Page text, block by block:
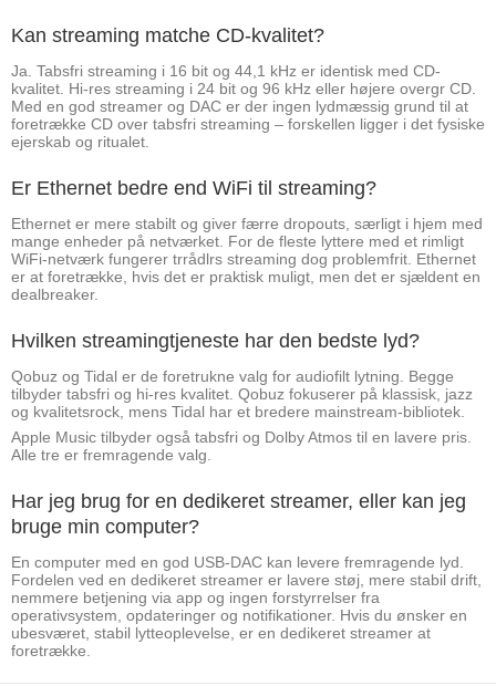
Kan streaming matche CD-kvalitet?
Ja. Tabsfri streaming i 16 bit og 44,1 kHz er identisk med CD-
kvalitet. Hi-res streaming i 24 bit og 96 kHz eller højere overgr CD.
Med en god streamer og DAC er der ingen lydmæssig grund til at
foretrække CD over tabsfri streaming – forskellen ligger i det fysiske
ejerskab og ritualet.
Er Ethernet bedre end WiFi til streaming?
Ethernet er mere stabilt og giver færre dropouts, særligt i hjem med
mange enheder på netværket. For de fleste lyttere med et rimligt
WiFi-netværk fungerer trrådlrs streaming dog problemfrit. Ethernet
er at foretrække, hvis det er praktisk muligt, men det er sjældent en
dealbreaker.
Hvilken streamingtjeneste har den bedste lyd?
Qobuz og Tidal er de foretrukne valg for audiofilt lytning. Begge
tilbyder tabsfri og hi-res kvalitet. Qobuz fokuserer på klassisk, jazz
og kvalitetsrock, mens Tidal har et bredere mainstream-bibliotek.
Apple Music tilbyder også tabsfri og Dolby Atmos til en lavere pris.
Alle tre er fremragende valg.
Har jeg brug for en dedikeret streamer, eller kan jeg
bruge min computer?
En computer med en god USB-DAC kan levere fremragende lyd.
Fordelen ved en dedikeret streamer er lavere støj, mere stabil drift,
nemmere betjening via app og ingen forstyrrelser fra
operativsystem, opdateringer og notifikationer. Hvis du ønsker en
ubesværet, stabil lytteoplevelse, er en dedikeret streamer at
foretrække.